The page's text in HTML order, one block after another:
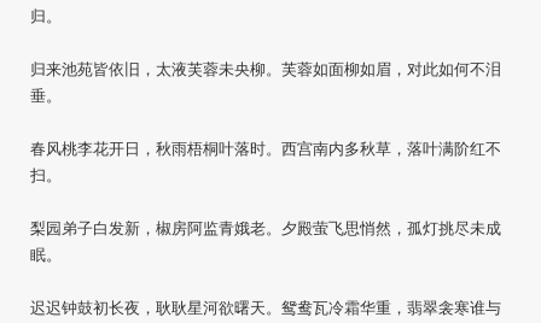
归。
归来池苑皆依旧，太液芙蓉未央柳。芙蓉如面柳如眉，对此如何不泪
垂。
春风桃李花开日，秋雨梧桐叶落时。西宫南内多秋草，落叶满阶红不
扫。
梨园弟子白发新，椒房阿监青娥老。夕殿萤飞思悄然，孤灯挑尽未成
眠。
迟迟钟鼓初长夜，耿耿星河欲曙天。鸳鸯瓦冷霜华重，翡翠衾寒谁与